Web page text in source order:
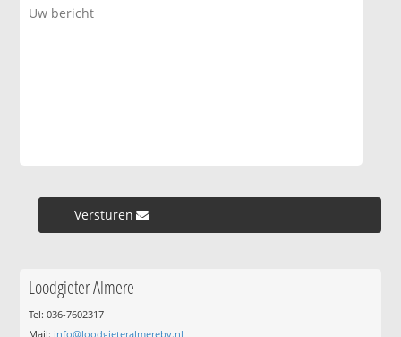
Versturen »
Loodgieter Almere
Tel: 036-7602317
Mail: info@loodgieteralmerebv.nl